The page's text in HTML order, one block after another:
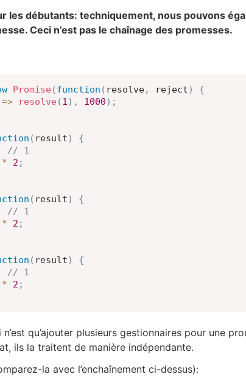
les débutants: techniquement, nous pouvons
Ceci n’est pas le chaînage des promesses.
Promise (function ( resolve, reject)
{
=> resolve (1) , 1000) ;
( result)
{
// 1
* 2 ;
( result)
{
// 1
* 2 ;
( result)
{
// 1
* 2 ;
qu’ajouter plusieurs gestionnaires pour une
ils la traitent de manière indépendante.
la avec l’enchaînement ci-dessus):